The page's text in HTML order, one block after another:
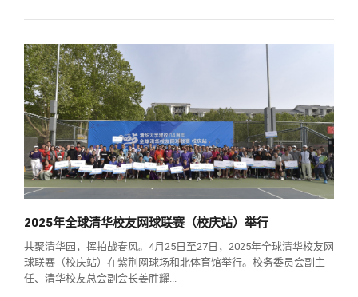
2025年全球清华校友网球联赛（校庆站）举行
共聚清华园，挥拍战春风。4月25日至27日，2025年全球清华校友网
球联赛（校庆站）在紫荆网球场和北体育馆举行。校务委员会副主
任、清华校友总会副会长姜胜耀...